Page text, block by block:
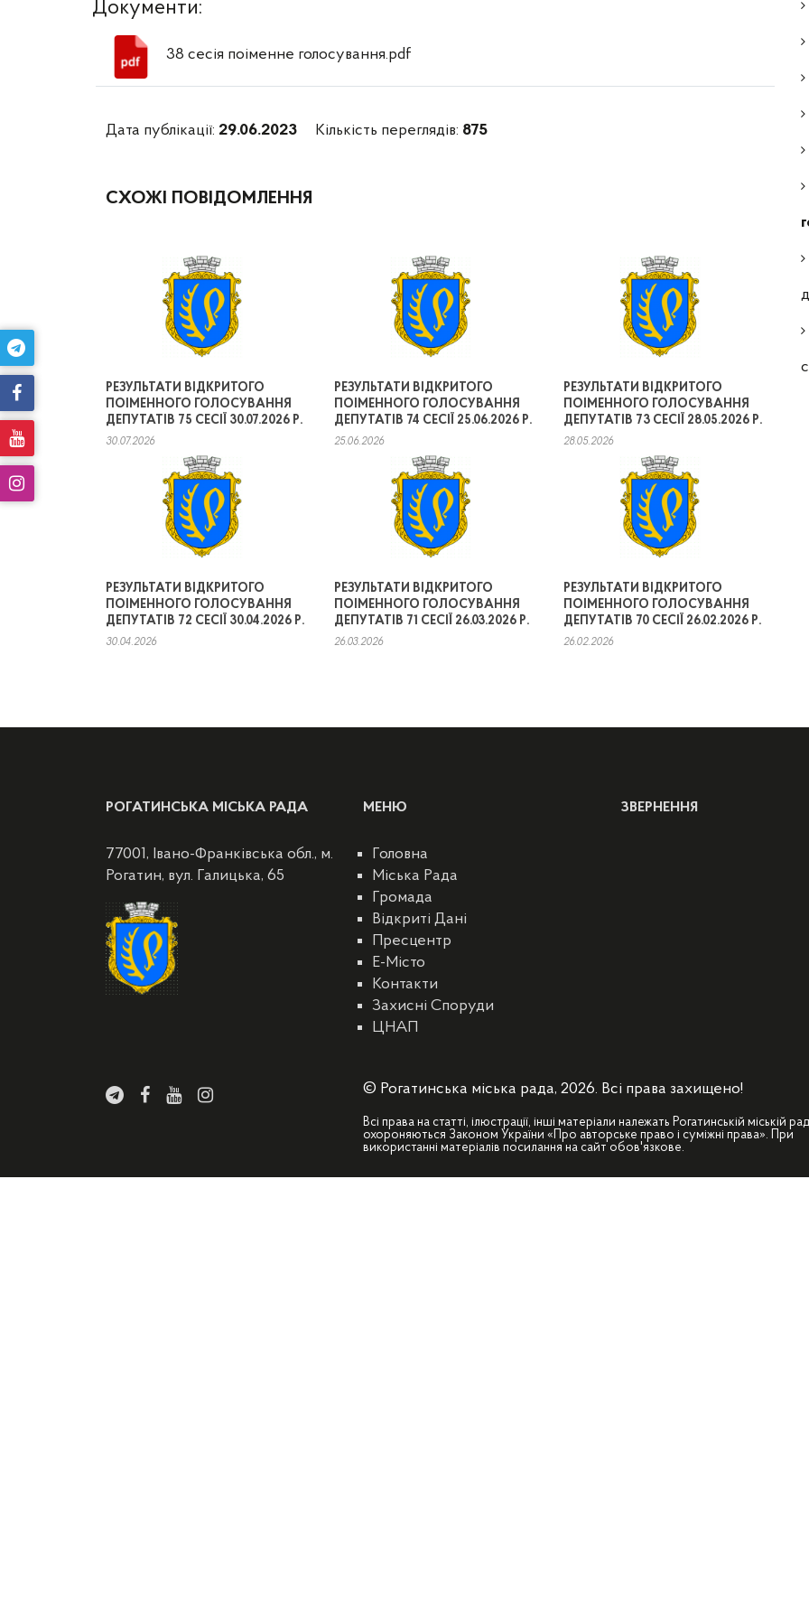
Документи:
38 сесія поіменне голосування.pdf
Дата публікації: 29.06.2023 Кількість переглядів: 875
СХОЖІ ПОВІДОМЛЕННЯ
РЕЗУЛЬТАТИ ВІДКРИТОГО
ПОІМЕННОГО ГОЛОСУВАННЯ
ДЕПУТАТІВ 75 СЕСІЇ 30.07.2026 Р.
30.07.2026
РЕЗУЛЬТАТИ ВІДКРИТОГО
ПОІМЕННОГО ГОЛОСУВАННЯ
ДЕПУТАТІВ 74 СЕСІЇ 25.06.2026 Р.
25.06.2026
РЕЗУЛЬТАТИ ВІДКРИТОГО
ПОІМЕННОГО ГОЛОСУВАННЯ
ДЕПУТАТІВ 73 СЕСІЇ 28.05.2026 Р.
28.05.2026
РЕЗУЛЬТАТИ ВІДКРИТОГО
ПОІМЕННОГО ГОЛОСУВАННЯ
ДЕПУТАТІВ 72 СЕСІЇ 30.04.2026 Р.
30.04.2026
РЕЗУЛЬТАТИ ВІДКРИТОГО
ПОІМЕННОГО ГОЛОСУВАННЯ
ДЕПУТАТІВ 71 СЕСІЇ 26.03.2026 Р.
26.03.2026
РЕЗУЛЬТАТИ ВІДКРИТОГО
ПОІМЕННОГО ГОЛОСУВАННЯ
ДЕПУТАТІВ 70 СЕСІЇ 26.02.2026 Р.
26.02.2026
РОГАТИНСЬКА МІСЬКА РАДА
77001, Івано-Франківська обл., м.
Рогатин, вул. Галицька, 65
МЕНЮ
Головна
Міська Рада
Громада
Відкриті Дані
Пресцентр
E-Місто
Контакти
Захисні Споруди
ЦНАП
ЗВЕРНЕННЯ
© Рогатинська міська рада, 2026. Всі права захищено!
Всі права на статті, ілюстрації, інші матеріали належать Рогатинській міській
охороняються Законом України «Про авторське право і суміжні права». При
використанні матеріалів посилання на сайт обов'язкове.